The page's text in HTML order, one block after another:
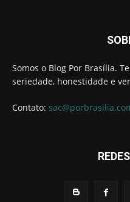
Somos o Blog Por Brasília.
seriedade, honestidade e
Contato: